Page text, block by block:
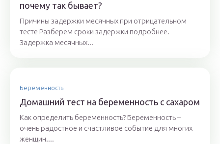
почему так бывает?
Причины задержки месячных при отрицательном
тесте Разберем сроки задержки подробнее.
Задержка месячных...
Беременность
Домашний тест на беременность с сахаром
Как определить беременность? Беременность –
очень радостное и счастливое событие для многих
женщин....